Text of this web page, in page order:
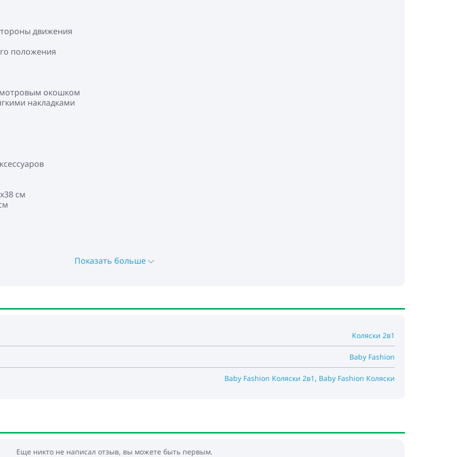
движения
положения
окошком
накладками
см
Показать больше
Коляски 2в1
Baby Fashion
Baby Fashion Коляски 2в1 , Baby Fashion Коляски
Еще никто не написал отзыв, вы можете быть первым.